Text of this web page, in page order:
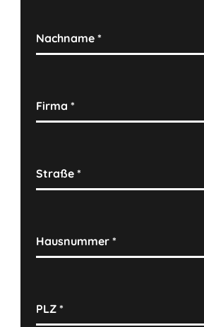
Nachname*
Firma*
Straße*
Hausnummer*
PLZ*